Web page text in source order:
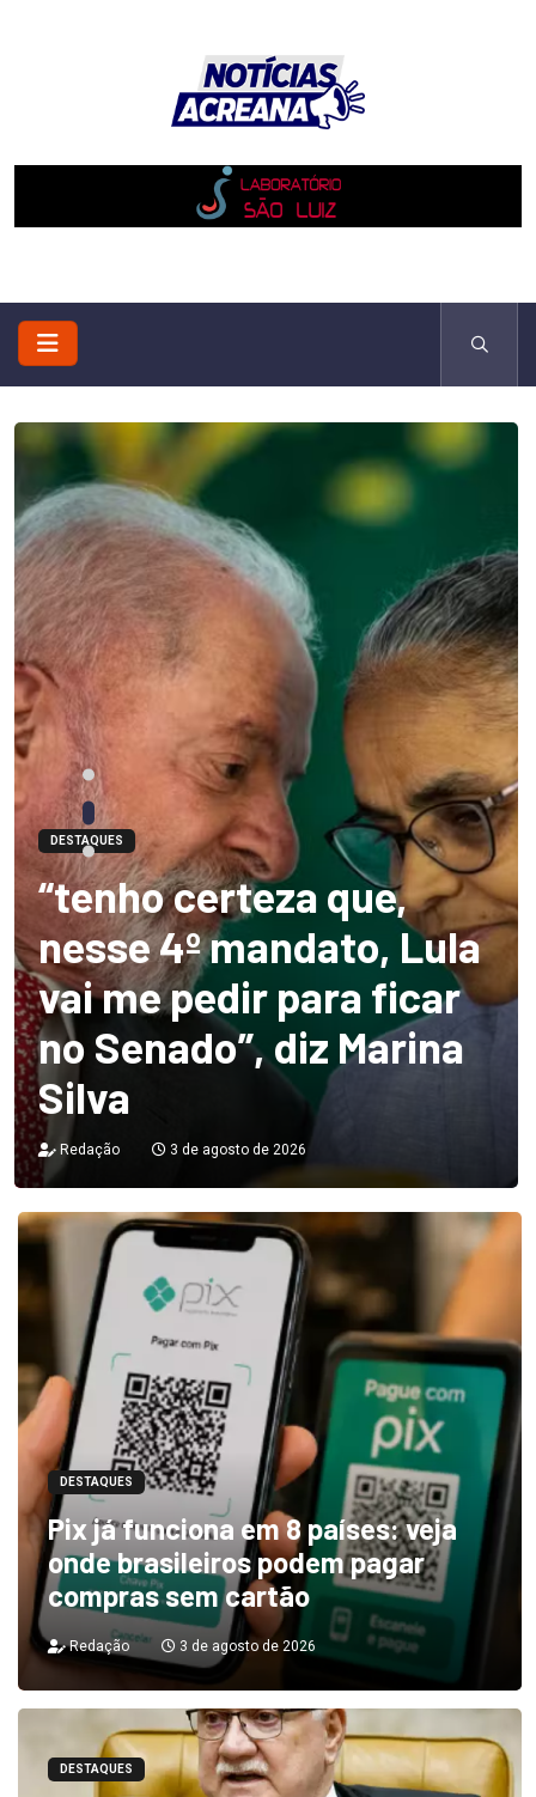
DESTAQUES
“tenho certeza que,
nesse 4º mandato, Lula
vai me pedir para ficar
no Senado”, diz Marina
Silva
Redação 3 de agosto de 2026
DESTAQUES
Pix já funciona em 8 países: veja
onde brasileiros podem pagar
compras sem cartão
Redação 3 de agosto de 2026
DESTAQUES